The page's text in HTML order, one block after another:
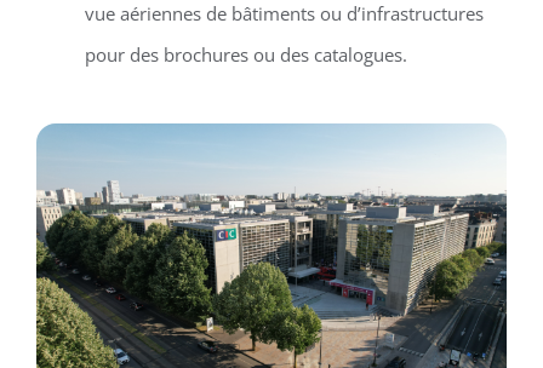
vue aériennes de bâtiments ou d’infrastructures
pour des brochures ou des catalogues.